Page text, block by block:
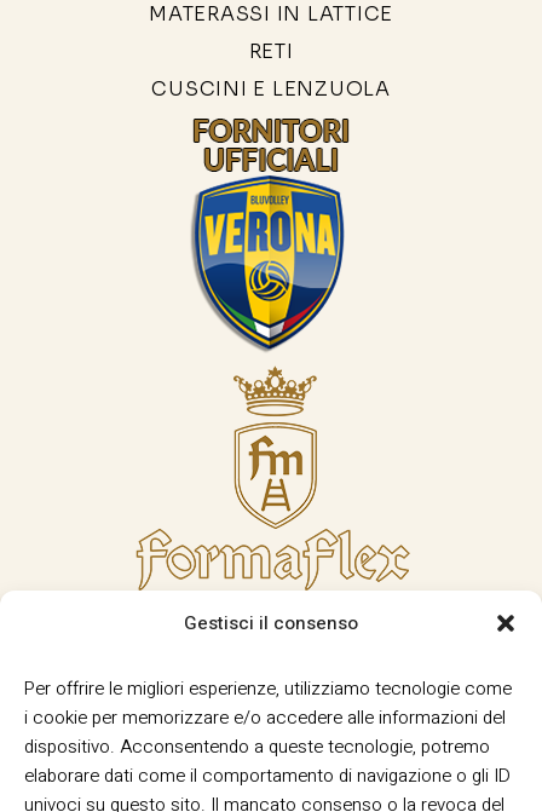
Gestisci il consenso
Per offrire le migliori esperienze, utilizziamo tecnologie come
i cookie per memorizzare e/o accedere alle informazioni del
dispositivo. Acconsentendo a queste tecnologie, potremo
elaborare dati come il comportamento di navigazione o gli ID
univoci su questo sito. Il mancato consenso o la revoca del
MATERASSI IN LATTICE
RETI
CUSCINI E LENZUOLA